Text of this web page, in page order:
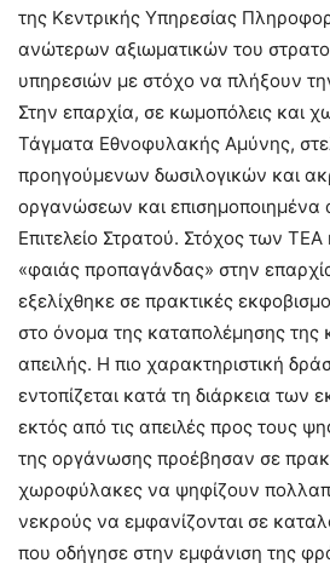
της Κεντρικής Υπηρεσίας
ανώτερων αξιωματικών του
υπηρεσιών με στόχο να πλήξουν
Στην επαρχία, σε κωμοπόλεις και
Τάγματα Εθνοφυλακής Αμύνης,
προηγούμενων δωσιλογικών και
οργανώσεων και επισημοποιημένα
Επιτελείο Στρατού. Στόχος των
«φαιάς προπαγάνδας» στην
εξελίχθηκε σε πρακτικές
στο όνομα της καταπολέμησης της
απειλής. Η πιο χαρακτηριστική
εντοπίζεται κατά τη διάρκεια των
εκτός από τις απειλές προς τους
της οργάνωσης προέβησαν σε
χωροφύλακες να ψηφίζουν
νεκρούς να εμφανίζονται σε
που οδήγησε στην εμφάνιση της